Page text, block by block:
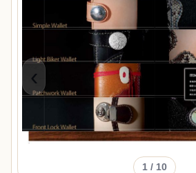
‹
1 / 10